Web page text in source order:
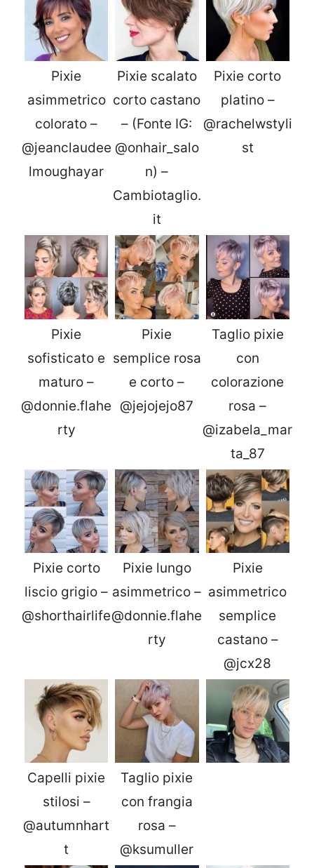
Pixie
asimmetrico
colorato –
@jeanclaudee
lmoughayar
Pixie scalato
corto castano
– (Fonte IG:
@onhair_salo
n) –
Cambiotaglio.
it
Pixie corto
platino –
@rachelwstyli
st
Pixie
sofisticato e
maturo –
@donnie.flahe
rty
Pixie
semplice rosa
e corto –
@jejojejo87
Taglio pixie
con
colorazione
rosa –
@izabela_mar
ta_87
Pixie corto
liscio grigio –
@shorthairlife
Pixie lungo
asimmetrico –
@donnie.flahe
rty
Pixie
asimmetrico
semplice
castano –
@jcx28
Capelli pixie
stilosi –
@autumnhart
t
Taglio pixie
con frangia
rosa –
@ksumuller